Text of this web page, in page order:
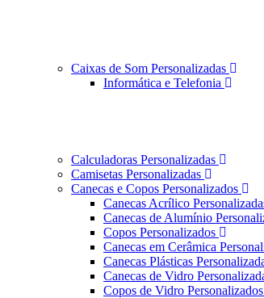
Caixas de Som Personalizadas
Informática e Telefonia
Calculadoras Personalizadas
Camisetas Personalizadas
Canecas e Copos Personalizados
Canecas Acrílico
Canecas de Alumínio
Copos Personalizados
Canecas em Cerâmica
Canecas Plásticas
Canecas de Vidro
Copos de Vidro Personalizados